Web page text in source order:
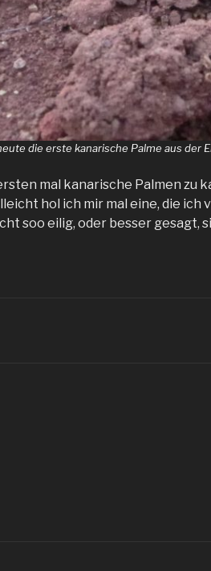
die erste kanarische Palme aus der
mal kanarische Palmen zu
hol ich mir mal eine, die
soo eilig, oder besser gesagt,